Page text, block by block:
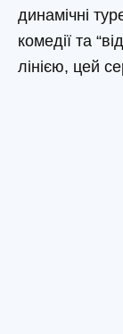
динамічні
комедії та
лінією, цей